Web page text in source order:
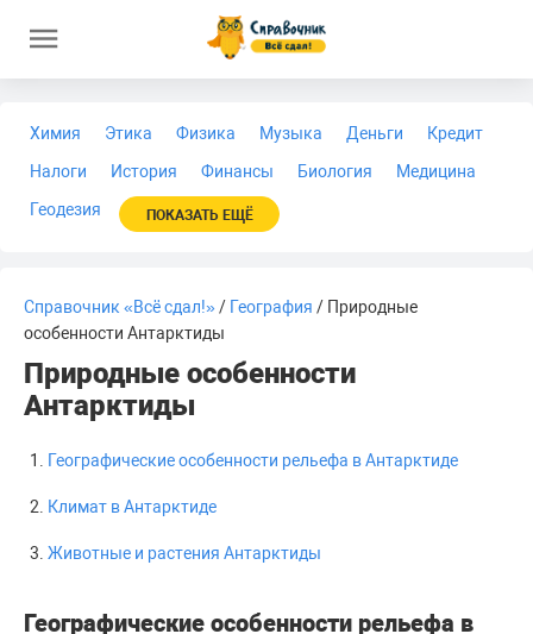
Химия Этика Физика Музыка Деньги
Кредит
Налоги
История Финансы Биология
Медицина
Геодезия
ПОКАЗАТЬ ЕЩЁ
Справочник «Всё сдал!»/ География / Природные
особенности Антарктиды
Природные особенности
Антарктиды
Географические особенности рельефа в Антарктиде
Климат в Антарктиде
Животные и растения Антарктиды
Географические особенности рельефа в